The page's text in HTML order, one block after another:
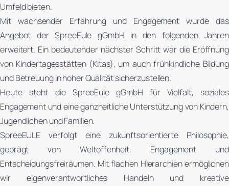
Umfeld bieten.
Mit wachsender Erfahrung und Engagement wurde das
Angebot der SpreeEule gGmbH in den folgenden Jahren
erweitert. Ein bedeutender nächster Schritt war die Eröffnung
von Kindertagesstätten (Kitas), um auch frühkindliche Bildung
und Betreuung in hoher Qualität sicherzustellen.
Heute steht die SpreeEule gGmbH für Vielfalt, soziales
Engagement und eine ganzheitliche Unterstützung von Kindern,
Jugendlichen und Familien.
SpreeEULE verfolgt eine zukunftsorientierte Philosophie,
geprägt von Weltoffenheit, Engagement und
Entscheidungsfreiräumen. Mit flachen Hierarchien ermöglichen
wir eigenverantwortliches Handeln und kreative